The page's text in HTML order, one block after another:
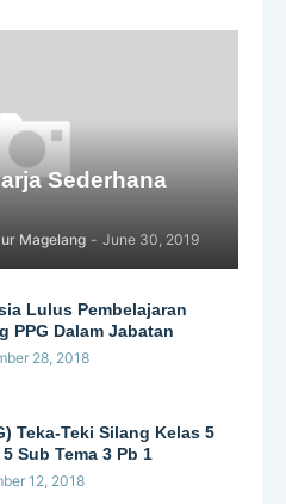
Sederhana
Magelang - June 30, 2019
Lulus Pembelajaran
PPG Dalam Jabatan
28, 2018
Teka-Teki Silang Kelas 5
5 Sub Tema 3 Pb 1
12, 2018